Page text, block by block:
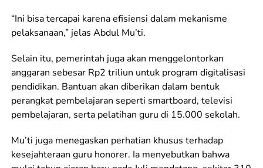
“Ini bisa tercapai karena efisiensi dalam mekanisme
pelaksanaan,” jelas Abdul Mu’ti.
Selain itu, pemerintah juga akan menggelontorkan
anggaran sebesar Rp2 triliun untuk program digitalisasi
pendidikan. Bantuan akan diberikan dalam bentuk
perangkat pembelajaran seperti smartboard, televisi
pembelajaran, serta pelatihan guru di 15.000 sekolah.
Mu’ti juga menegaskan perhatian khusus terhadap
kesejahteraan guru honorer. Ia menyebutkan bahwa